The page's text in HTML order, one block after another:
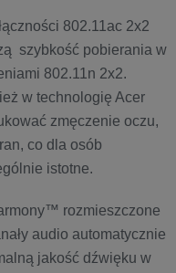
802.11ac 2x2
szybkość pobierania w
802.11n 2x2.
w technologię Acer
zmęczenie oczu,
co dla osób
istotne.
rozmieszczone
audio automatycznie
jakość dźwięku w